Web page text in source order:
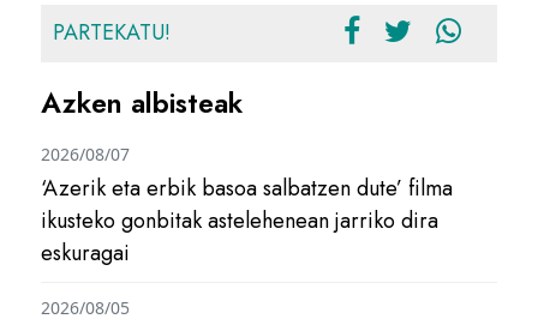
PARTEKATU!
Azken albisteak
‘Azerik eta erbik basoa salbatzen dute’ filma
ikusteko gonbitak astelehenean jarriko dira
eskuragai
2026/08/07
2026/08/05